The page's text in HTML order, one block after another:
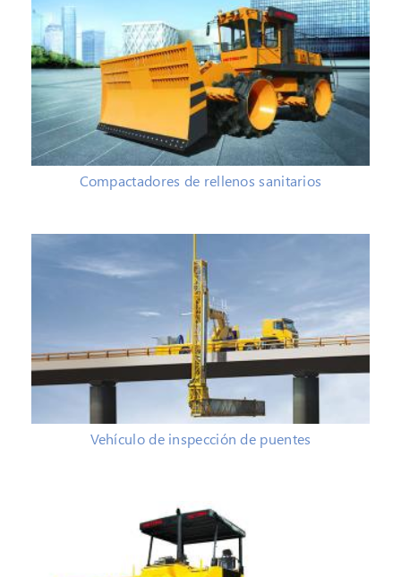
Compactadores de rellenos sanitarios
Vehículo de inspección de puentes